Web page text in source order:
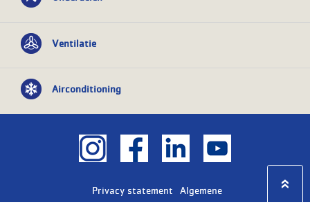
Ventilatie
Airconditioning
Privacy statement
Algemene